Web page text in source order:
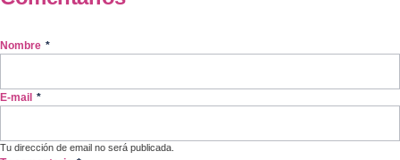
Nombre *
E-mail *
Tu dirección de email no será publicada.